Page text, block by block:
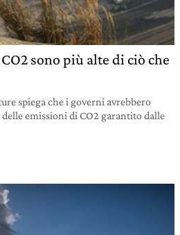
sono più alte di ciò che
spiega che i governi avrebbero
emissioni di CO2 garantito dalle